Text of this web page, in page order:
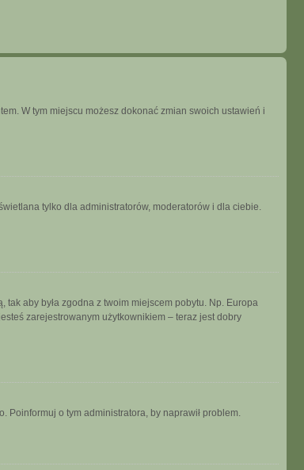
W tym miejscu możesz dokonać zmian swoich ustawień i
tylko dla administratorów, moderatorów i dla ciebie.
aby była zgodna z twoim miejscem pobytu. Np. Europa
zarejestrowanym użytkownikiem – teraz jest dobry
Poinformuj o tym administratora, by naprawił problem.